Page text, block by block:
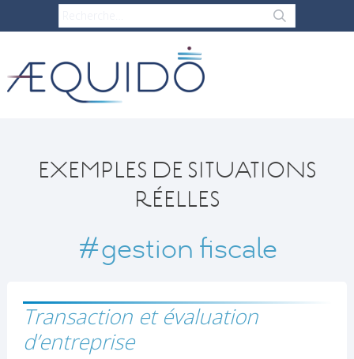
EXEMPLES DE SITUATIONS
RÉELLES
#gestion fiscale
Transaction et évaluation
d’entreprise